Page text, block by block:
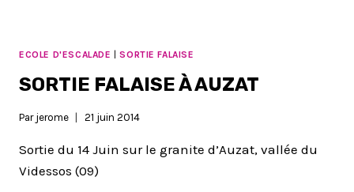
ECOLE D'ESCALADE |SORTIE FALAISE
SORTIE FALAISE À AUZAT
Par jerome 21 juin 2014
Sortie du 14 Juin sur le granite d’Auzat, vallée du
Videssos (09)